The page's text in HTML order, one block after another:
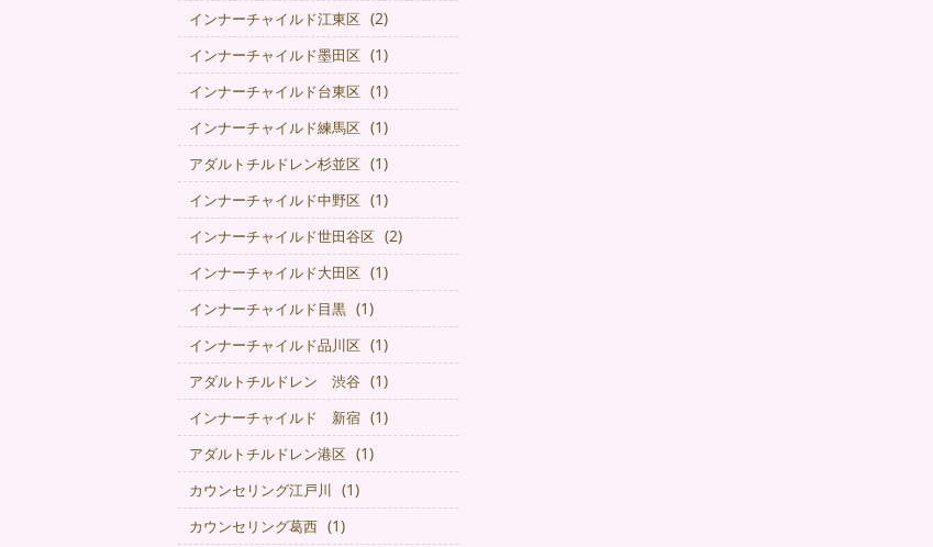
インナーチャイルド江東区 (2)
インナーチャイルド墨田区 (1)
インナーチャイルド台東区 (1)
インナーチャイルド練馬区 (1)
アダルトチルドレン杉並区 (1)
インナーチャイルド中野区 (1)
インナーチャイルド世田谷区 (2)
インナーチャイルド大田区 (1)
インナーチャイルド目黒 (1)
インナーチャイルド品川区 (1)
アダルトチルドレン 渋谷 (1)
インナーチャイルド 新宿 (1)
アダルトチルドレン港区 (1)
カウンセリング江戸川 (1)
カウンセリング葛西 (1)